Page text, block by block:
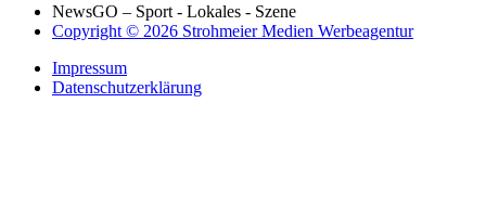
NewsGO – Sport - Lokales - Szene
Copyright © 2026 Strohmeier Medien Werbeagentur
Impressum
Datenschutzerklärung